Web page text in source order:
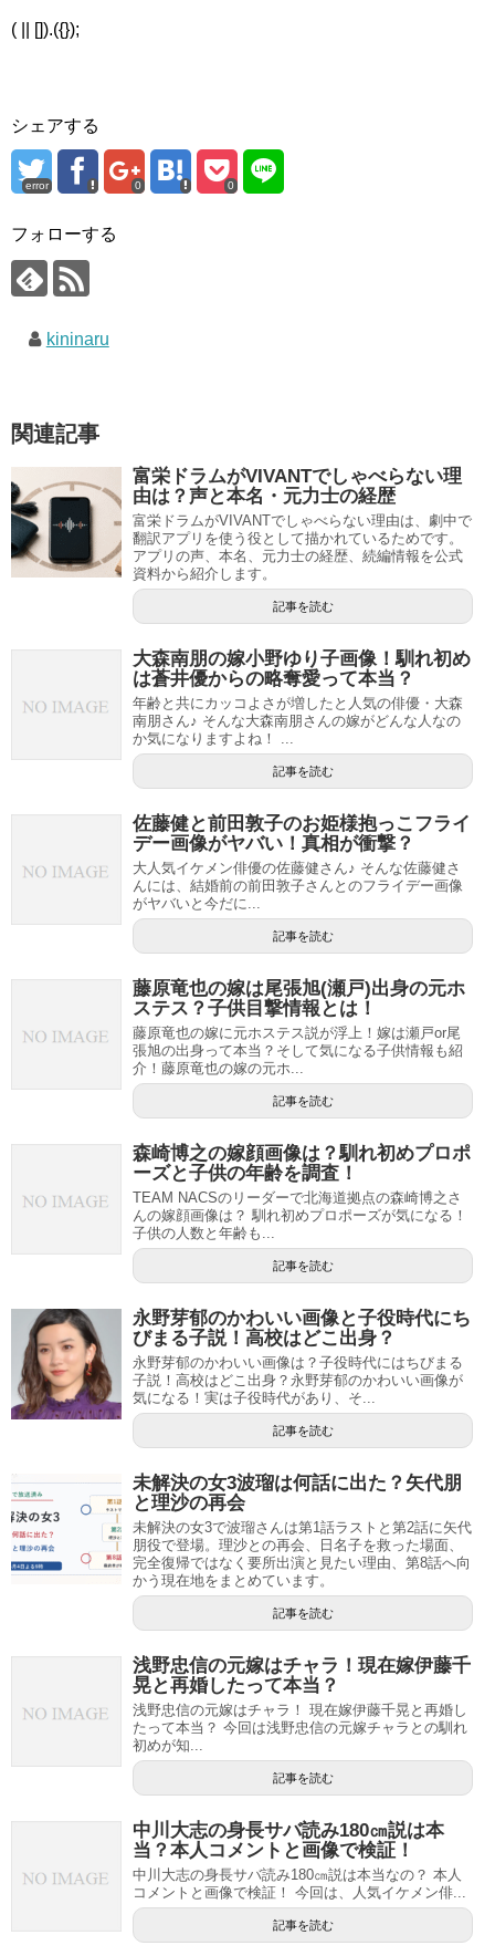
( || []).({});
シェアする
error 0 0
フォローする
kininaru
関連記事
富栄ドラムがVIVANTでしゃべらない理
由は？声と本名・元力士の経歴
富栄ドラムがVIVANTでしゃべらない理由は、劇中で
翻訳アプリを使う役として描かれているためです。
アプリの声、本名、元力士の経歴、続編情報を公式
資料から紹介します。
記事を読む
大森南朋の嫁小野ゆり子画像！馴れ初め
は蒼井優からの略奪愛って本当？
年齢と共にカッコよさが増したと人気の俳優・大森
南朋さん♪ そんな大森南朋さんの嫁がどんな人なの
か気になりますよね！ ...
記事を読む
佐藤健と前田敦子のお姫様抱っこフライ
デー画像がヤバい！真相が衝撃？
大人気イケメン俳優の佐藤健さん♪ そんな佐藤健さ
んには、結婚前の前田敦子さんとのフライデー画像
がヤバいと今だに...
記事を読む
藤原竜也の嫁は尾張旭(瀬戸)出身の元ホ
ステス？子供目撃情報とは！
藤原竜也の嫁に元ホステス説が浮上！嫁は瀬戸or尾
張旭の出身って本当？そして気になる子供情報も紹
介！藤原竜也の嫁の元ホ...
記事を読む
森崎博之の嫁顔画像は？馴れ初めプロポ
ーズと子供の年齢を調査！
TEAM NACSのリーダーで北海道拠点の森崎博之さ
んの嫁顔画像は？ 馴れ初めプロポーズが気になる！
子供の人数と年齢も...
記事を読む
永野芽郁のかわいい画像と子役時代にち
びまる子説！高校はどこ出身？
永野芽郁のかわいい画像は？子役時代にはちびまる
子説！高校はどこ出身？永野芽郁のかわいい画像が
気になる！実は子役時代があり、そ...
記事を読む
未解決の女3波瑠は何話に出た？矢代朋
と理沙の再会
未解決の女3で波瑠さんは第1話ラストと第2話に矢代
朋役で登場。理沙との再会、日名子を救った場面、
完全復帰ではなく要所出演と見たい理由、第8話へ向
かう現在地をまとめています。
記事を読む
浅野忠信の元嫁はチャラ！現在嫁伊藤千
晃と再婚したって本当？
浅野忠信の元嫁はチャラ！ 現在嫁伊藤千晃と再婚し
たって本当？ 今回は浅野忠信の元嫁チャラとの馴れ
初めが知...
記事を読む
中川大志の身長サバ読み180㎝説は本
当？本人コメントと画像で検証！
中川大志の身長サバ読み180㎝説は本当なの？ 本人
コメントと画像で検証！ 今回は、人気イケメン俳...
記事を読む